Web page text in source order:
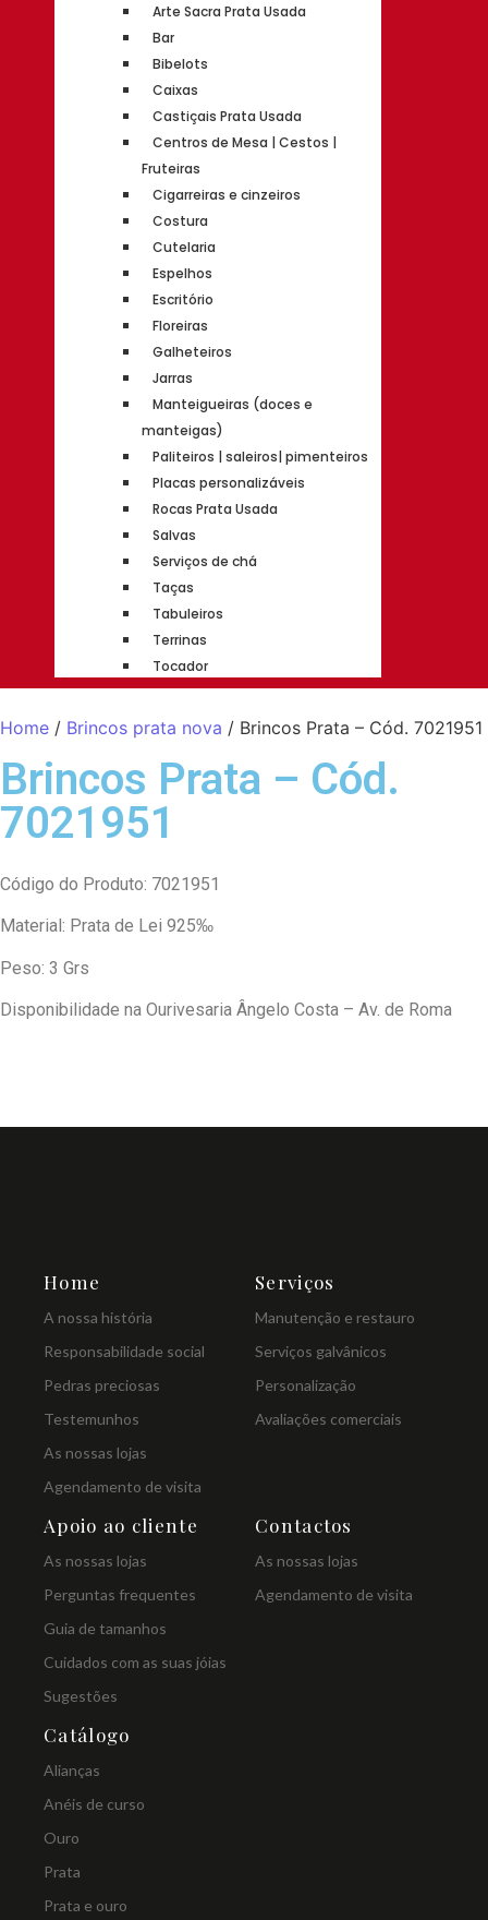
Arte Sacra Prata Usada
Bar
Bibelots
Caixas
Castiçais Prata Usada
Centros de Mesa | Cestos |
Fruteiras
Cigarreiras e cinzeiros
Costura
Cutelaria
Espelhos
Escritório
Floreiras
Galheteiros
Jarras
Manteigueiras (doces e
manteigas)
Paliteiros | saleiros| pimenteiros
Placas personalizáveis
Rocas Prata Usada
Salvas
Serviços de chá
Taças
Tabuleiros
Terrinas
Tocador
Home / Brincos prata nova / Brincos Prata – Cód. 7021951
Brincos Prata – Cód.
7021951
Código do Produto: 7021951
Material: Prata de Lei 925‰
Peso: 3 Grs
Disponibilidade na Ourivesaria Ângelo Costa – Av. de Roma
Home
A nossa história
Responsabilidade social
Pedras preciosas
Testemunhos
As nossas lojas
Agendamento de visita
Serviços
Manutenção e restauro
Serviços galvânicos
Personalização
Avaliações comerciais
Apoio ao cliente
As nossas lojas
Perguntas frequentes
Guia de tamanhos
Cuidados com as suas jóias
Sugestões
Contactos
As nossas lojas
Agendamento de visita
Catálogo
Alianças
Anéis de curso
Ouro
Prata
Prata e ouro